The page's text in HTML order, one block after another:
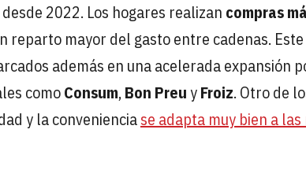
2022. Los hogares realizan compras
reparto mayor del gasto entre cadenas.
además en una acelerada expansión
comoConsum,Bon PreuyFroiz. Otro de
y la convenienciase adapta muy bien a